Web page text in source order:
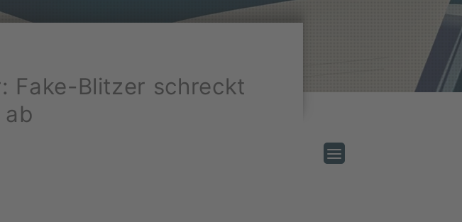
Fake-Blitzer schreckt
ab